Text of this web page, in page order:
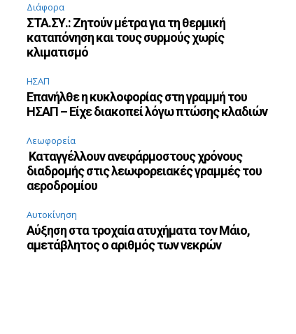
Διάφορα
ΣΤΑ.ΣΥ.: Ζητούν μέτρα για τη θερμική
καταπόνηση και τους συρμούς χωρίς
κλιματισμό
ΗΣΑΠ
Επανήλθε η κυκλοφορίας στη γραμμή του
ΗΣΑΠ – Είχε διακοπεί λόγω πτώσης κλαδιών
Λεωφορεία
Καταγγέλλουν ανεφάρμοστους χρόνους
διαδρομής στις λεωφορειακές γραμμές του
αεροδρομίου
Αυτοκίνηση
Αύξηση στα τροχαία ατυχήματα τον Μάιο,
αμετάβλητος ο αριθμός των νεκρών